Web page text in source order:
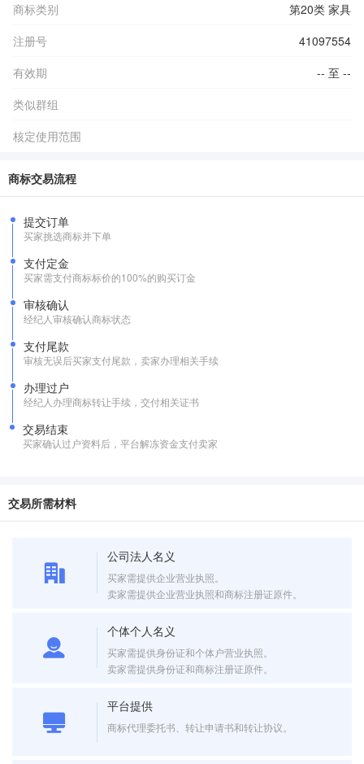
商标类别
第20类 家具
注册号
41097554
有效期
-- 至 --
类似群组
核定使用范围
商标交易流程
提交订单
买家挑选商标并下单
支付定金
买家需支付商标标价的100%的购买订金
审核确认
经纪人审核确认商标状态
支付尾款
审核无误后买家支付尾款，卖家办理相关手续
办理过户
经纪人办理商标转让手续，交付相关证书
交易结束
买家确认过户资料后，平台解冻资金支付卖家
交易所需材料
公司法人名义
买家需提供企业营业执照。
卖家需提供企业营业执照和商标注册证原件。
个体个人名义
买家需提供身份证和个体户营业执照。
卖家需提供身份证和商标注册证原件。
平台提供
商标代理委托书、转让申请书和转让协议。